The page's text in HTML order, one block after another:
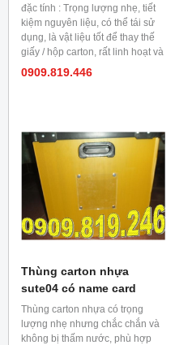
đặc tính : Trọng lượng nhẹ, tiết
kiệm nguyên liệu, có thể tái sử
dụng, là vật liệu tốt để thay thế
giấy / hộp carton, rất linh hoạt và
có thể đóng hàng nặng. Phù
0909.819.446
Thùng carton nhựa
sute04 có name card
Thùng carton nhựa có trọng
lượng nhẹ nhưng chắc chắn và
không bị thấm nước, phù hợp